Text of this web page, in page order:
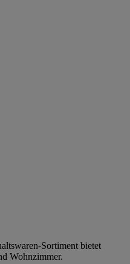
Sortiment bietet
Wohnzimmer.